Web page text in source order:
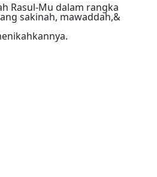
Rasul-Mu dalam rangka
sakinah, mawaddah,&